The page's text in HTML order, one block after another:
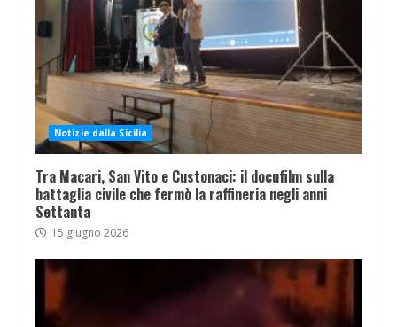
Notizie dalla Sicilia
Tra Macari, San Vito e Custonaci: il docufilm sulla
battaglia civile che fermò la raffineria negli anni
Settanta
15 giugno 2026